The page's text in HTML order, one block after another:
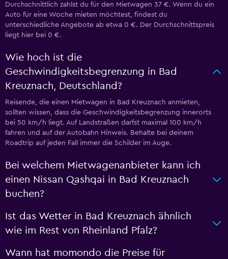
Durchschnittlich zahlst du für den Mietwagen 37 €. Wenn du ein
Auto für eine Woche mieten möchtest, findest du
unterschiedliche Angebote ab etwa 0 €. Der Durchschnittspreis
liegt hier bei 0 €.
Wie hoch ist die
Geschwindigkeitsbegrenzung in Bad
Kreuznach, Deutschland?
Reisende, die einen Mietwagen in Bad Kreuznach anmieten,
sollten wissen, dass die Geschwindigkeitsbegrenzung innerorts
bei 50 km/h liegt. Auf Landstraßen darfst maximal 100 km/h
fahren und auf der Autobahn Hinweis. Behalte bei deinem
Roadtrip auf jeden Fall immer die Schilder im Auge.
Bei welchem Mietwagenanbieter kann ich
einen Nissan Qashqai in Bad Kreuznach
buchen?
Ist das Wetter in Bad Kreuznach ähnlich
wie im Rest von Rheinland Pfalz?
Wann hat momondo die Preise für